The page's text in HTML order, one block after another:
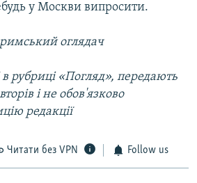
у Москви випросити.
оглядач
рубриці «Погляд», передають
і не обов'язково
редакції
Читати без VPN Follow us